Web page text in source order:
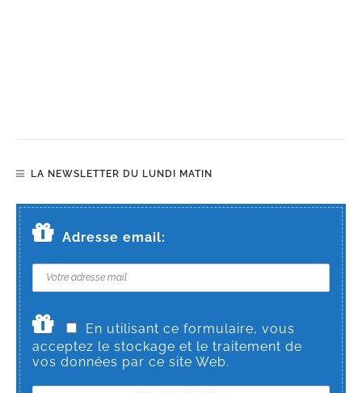
LA NEWSLETTER DU LUNDI MATIN
Adresse email:
En utilisant ce formulaire, vous
acceptez le stockage et le traitement de
vos données par ce site Web.